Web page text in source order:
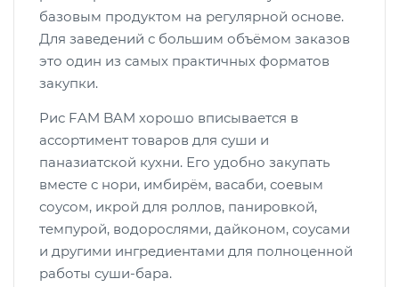
базовым продуктом на регулярной основе.
Для заведений с большим объёмом заказов
это один из самых практичных форматов
закупки.
Рис FAM BAM хорошо вписывается в
ассортимент товаров для суши и
паназиатской кухни. Его удобно закупать
вместе с нори, имбирём, васаби, соевым
соусом, икрой для роллов, панировкой,
темпурой, водорослями, дайконом, соусами
и другими ингредиентами для полноценной
работы суши-бара.